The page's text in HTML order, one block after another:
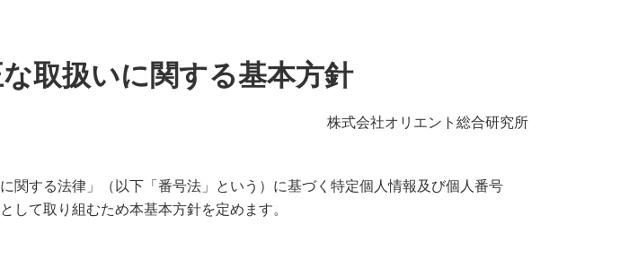
取扱いに関する基本方針
株式会社オリエント総合研究所
する法律」（以下「番号法」という）に基づく特定個人情報及び個人番号
して取り組むため本基本方針を定めます。